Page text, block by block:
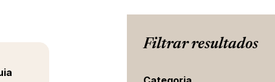
Filtrar resultados